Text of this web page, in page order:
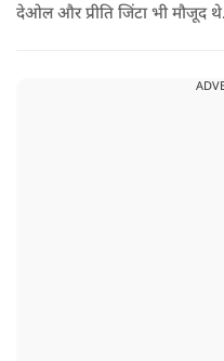
देओल और प्रीति जिंटा भी मौजूद थे.